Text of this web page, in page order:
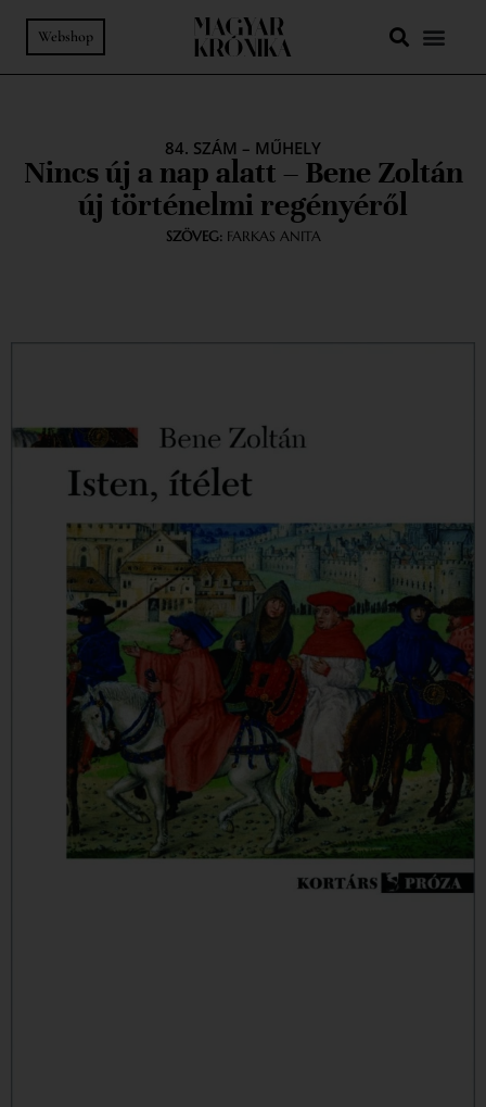
Webshop
84. SZÁM – MŰHELY
Nincs új a nap alatt – Bene Zoltán
új történelmi regényéről
SZÖVEG:FARKAS ANITA